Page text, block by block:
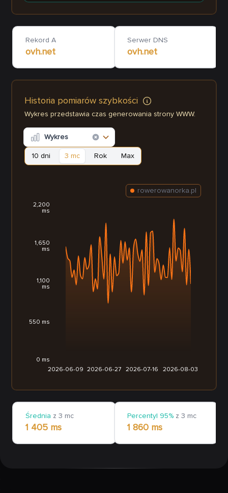
Rekord A
ovh.net
Serwer DNS
ovh.net
Historia pomiarów szybkości
Wykres przedstawia czas generowania strony WWW.
Wykres
10 dni 3 mc Rok Max
2026-06-09 2026-06-27 2026-07-16 2026-08-03
0 ms
550 ms
1,100
ms
1,650
ms
2,200
ms
rowerowanorka.pl
Średnia z 3 mc
1 405 ms
Percentyl 95% z 3 mc
1 860 ms